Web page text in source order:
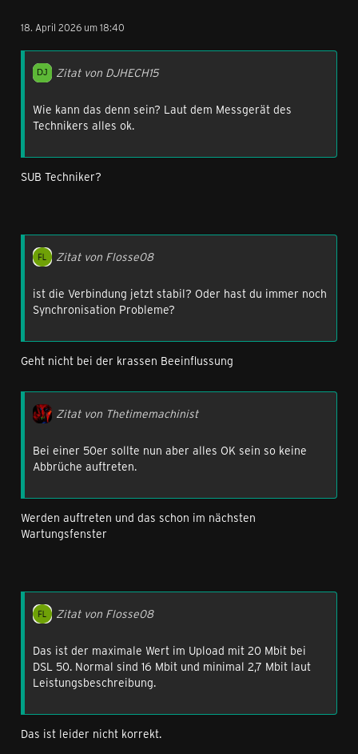
18. April 2026 um 18:40
Zitat von DJHECH15
Wie kann das denn sein? Laut dem Messgerät des
Technikers alles ok.
SUB Techniker?
Zitat von Flosse08
ist die Verbindung jetzt stabil? Oder hast du immer noch
Synchronisation Probleme?
Geht nicht bei der krassen Beeinflussung
Zitat von Thetimemachinist
Bei einer 50er sollte nun aber alles OK sein so keine
Abbrüche auftreten.
Werden auftreten und das schon im nächsten
Wartungsfenster
Zitat von Flosse08
Das ist der maximale Wert im Upload mit 20 Mbit bei
DSL 50. Normal sind 16 Mbit und minimal 2,7 Mbit laut
Leistungsbeschreibung.
Das ist leider nicht korrekt.